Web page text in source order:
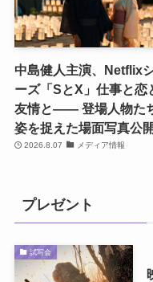
中島健人主演、Netflix
ーズ「SとX」仕事と恋
友情と―― 登場人物た
姿を捉えた場面写真公開
2026.8.07 メディア情報
プレゼント
試写会